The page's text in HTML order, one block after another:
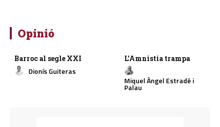
Opinió
Barroc al segle XXI
Dionís Guiteras
L’Amnistia trampa
Miquel Àngel Estradé i
Palau